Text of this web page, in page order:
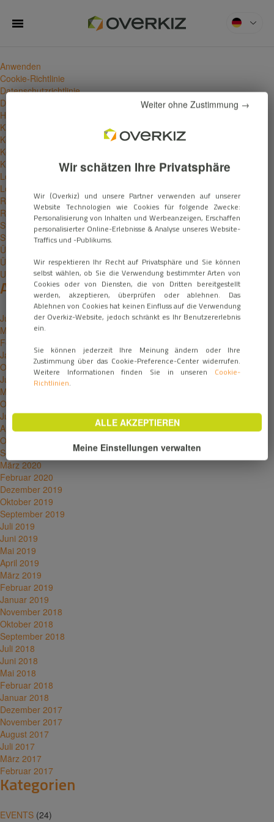
MENU
Du befindest dich im Blogarchiv vonOverkizfür Dezember 2019.
Seiten
Anwenden
Cookie-Richtlinie
Datenschutzrichtlinie
Deine E-Mail wurde gesendet
Heimautomatisierungslösungen
Karriere
Kompatibilität
Kontakt
Kunden
Lösungen Für Gebäudeautomatisierungen
Lösungen Für Originalhersteller
Rechtliche Informationen
Ressources
Startseite
Stellenangebote
Über Uns
Übersicht
Unsere Lösungen
Archiv
Juni 2026
März 2023
Februar 2023
Januar 2023
Oktober 2022
Juni 2022
März 2022
Oktober 2021
Juni 2021
April 2021
Oktober 2020
September 2020
März 2020
Februar 2020
Dezember 2019
Oktober 2019
September 2019
Juli 2019
Juni 2019
Mai 2019
April 2019
März 2019
Februar 2019
Januar 2019
November 2018
Oktober 2018
September 2018
Juli 2018
Juni 2018
Mai 2018
Februar 2018
Januar 2018
Dezember 2017
November 2017
August 2017
Juli 2017
März 2017
Februar 2017
Kategorien
EVENTS (24)
Wir schätzen Ihre Privatsphäre
Wir (Overkiz) und unsere Partner verwenden auf unserer
Website Technologien wie Cookies für folgende Zwecke:
Personalisierung von Inhalten und Werbeanzeigen, Erschaffen
personalisierter Online-Erlebnisse & Analyse unseres Website-
Traffics und -Publikums.
Wir respektieren Ihr Recht auf Privatsphäre und Sie können
selbst wählen, ob Sie die Verwendung bestimmter Arten von
Cookies oder von Diensten, die von Dritten bereitgestellt
werden, akzeptieren, überprüfen oder ablehnen. Das
Ablehnen von Cookies hat keinen Einfluss auf die Verwendung
der Overkiz-Website, jedoch schränkt es Ihr Benutzererlebnis
ein.
Sie können jederzeit Ihre Meinung ändern oder Ihre
Zustimmung über das Cookie-Preference-Center widerrufen.
Weitere Informationen finden Sie in unseren Cookie-
Richtlinien.
Weiter ohne Zustimmung →
ALLE AKZEPTIEREN
Meine Einstellungen verwalten